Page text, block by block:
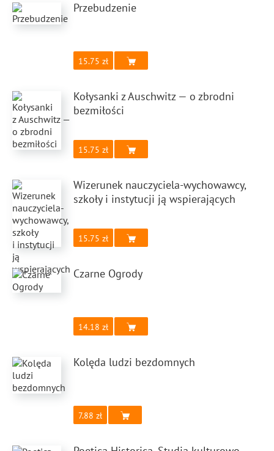
Przebudzenie
15.75
Kołysanki z Auschwitz — o zbrodni
bezmiłości
15.75
Wizerunek nauczyciela-wychowawcy,
szkoły i instytucji ją wspierających
15.75
Czarne Ogrody
14.18
Kolęda ludzi bezdomnych
7.88